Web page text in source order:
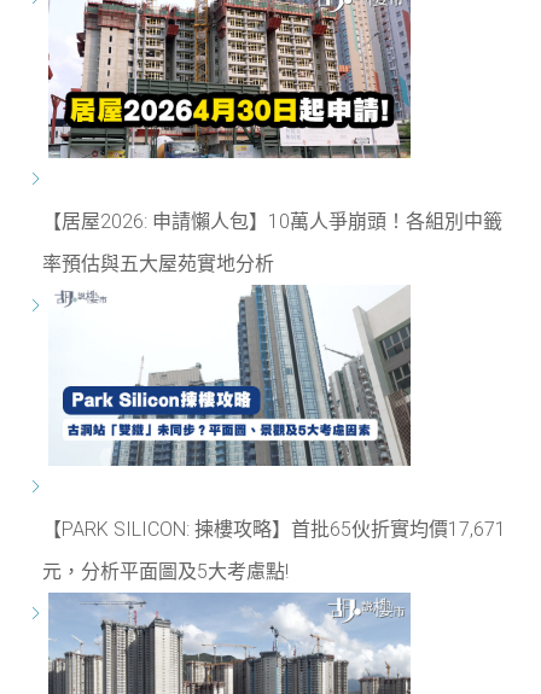
【居屋2026: 申請懶人包】10萬人爭崩頭！各組別中籤
率預估與五大屋苑實地分析
【PARK SILICON: 揀樓攻略】首批65伙折實均價17,671
元，分析平面圖及5大考慮點!